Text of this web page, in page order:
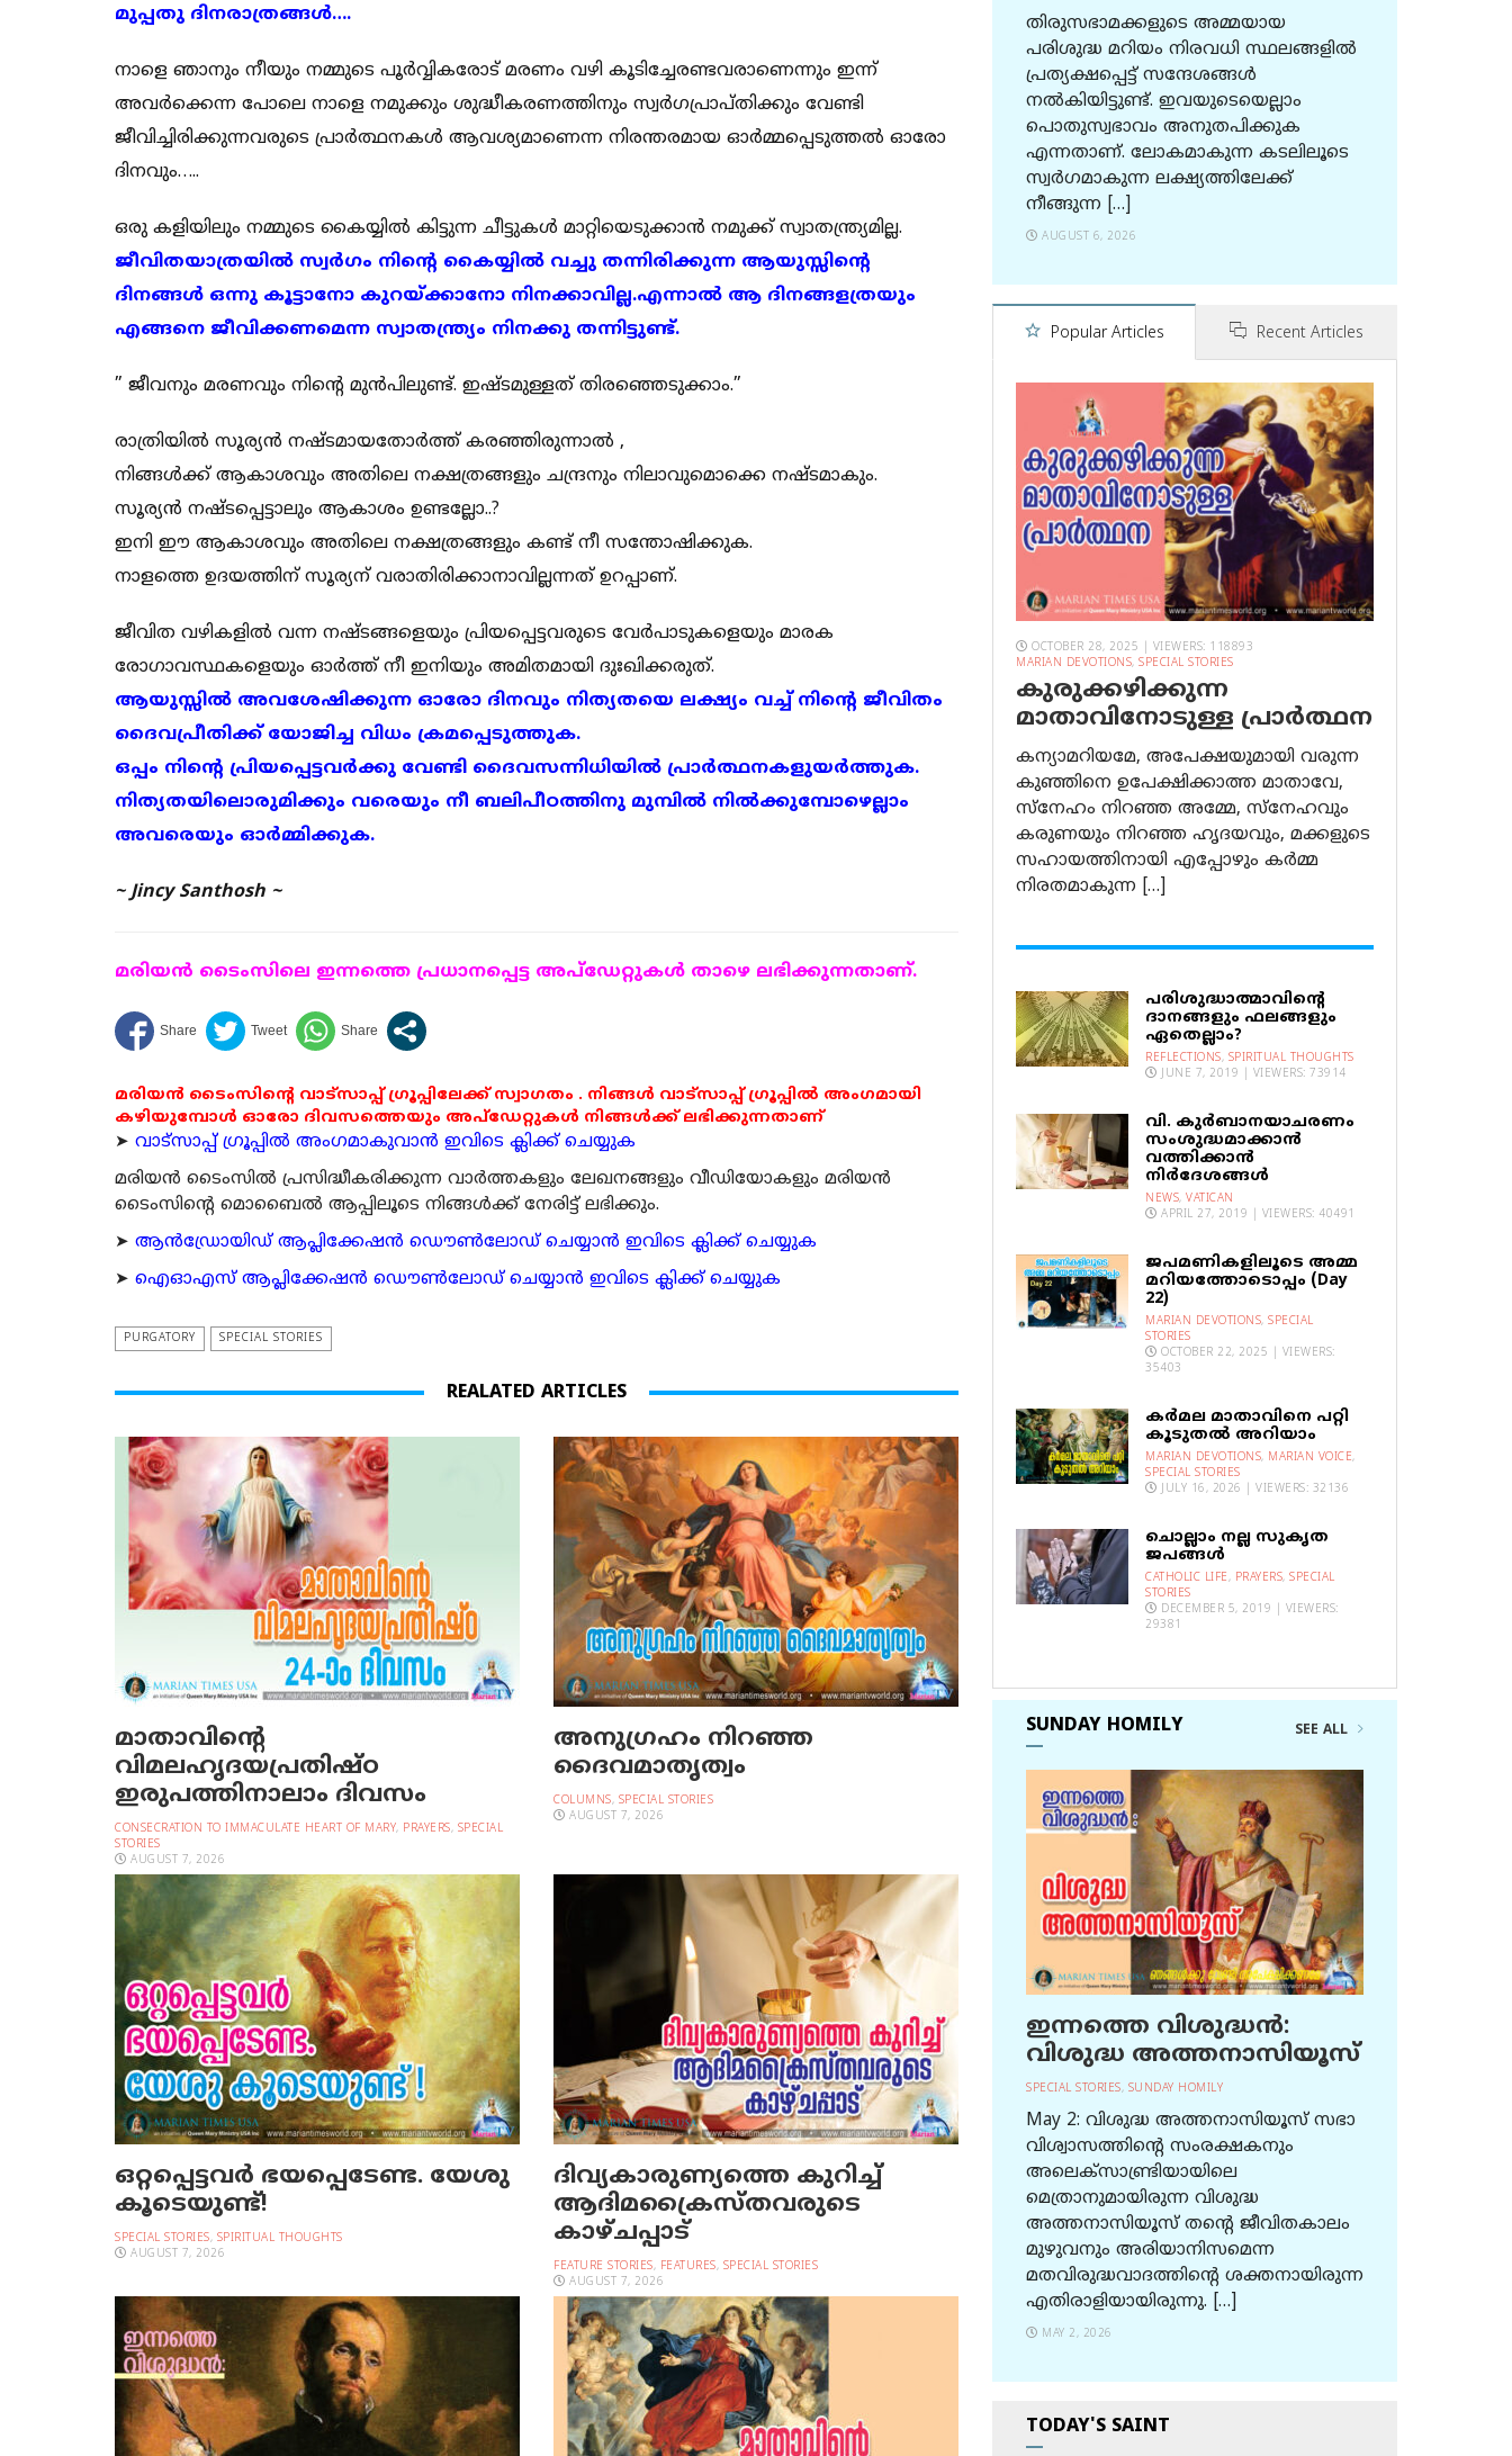
മുപ്പതു ദിനരാത്രങ്ങൾ….
നാളെ ഞാനും നീയും നമ്മുടെ പൂർവ്വികരോട് മരണം വഴി കൂടിച്ചേരണ്ടവരാണെന്നും ഇന്ന്
അവർക്കെന്ന പോലെ നാളെ നമുക്കും ശുദ്ധീകരണത്തിനും സ്വർഗപ്രാപ്തിക്കും വേണ്ടി
ജീവിച്ചിരിക്കുന്നവരുടെ പ്രാർത്ഥനകൾ ആവശ്യമാണെന്ന നിരന്തരമായ ഓർമ്മപ്പെടുത്തൽ ഓരോ
ദിനവും…..
ഒരു കളിയിലും നമ്മുടെ കൈയ്യിൽ കിട്ടുന്ന ചീട്ടുകൾ മാറ്റിയെടുക്കാൻ നമുക്ക് സ്വാതന്ത്ര്യമില്ല.
ജീവിതയാത്രയിൽ സ്വർഗം നിൻ്റെ കൈയ്യിൽ വച്ചു തന്നിരിക്കുന്ന ആയുസ്സിൻ്റെ
ദിനങ്ങൾ ഒന്നു കൂട്ടാനോ കുറയ്ക്കാനോ നിനക്കാവില്ല.എന്നാൽ ആ ദിനങ്ങളത്രയും
എങ്ങനെ ജീവിക്കണമെന്ന സ്വാതന്ത്ര്യം നിനക്കു തന്നിട്ടുണ്ട്.
” ജീവനും മരണവും നിൻ്റെ മുൻപിലുണ്ട്. ഇഷ്ടമുള്ളത് തിരഞ്ഞെടുക്കാം.”
രാത്രിയിൽ സൂര്യൻ നഷ്ടമായതോർത്ത് കരഞ്ഞിരുന്നാൽ ,
നിങ്ങൾക്ക് ആകാശവും അതിലെ നക്ഷത്രങ്ങളും ചന്ദ്രനും നിലാവുമൊക്കെ നഷ്ടമാകും.
സൂര്യൻ നഷ്ടപ്പെട്ടാലും ആകാശം ഉണ്ടല്ലോ..?
ഇനി ഈ ആകാശവും അതിലെ നക്ഷത്രങ്ങളും കണ്ട് നീ സന്തോഷിക്കുക.
നാളത്തെ ഉദയത്തിന് സൂര്യന് വരാതിരിക്കാനാവില്ലന്നത് ഉറപ്പാണ്.
ജീവിത വഴികളിൽ വന്ന നഷ്ടങ്ങളെയും പ്രിയപ്പെട്ടവരുടെ വേർപാടുകളെയും മാരക
രോഗാവസ്ഥകളെയും ഓർത്ത് നീ ഇനിയും അമിതമായി ദുഃഖിക്കരുത്.
ആയുസ്സിൽ അവശേഷിക്കുന്ന ഓരോ ദിനവും നിത്യതയെ ലക്ഷ്യം വച്ച് നിന്റെ ജീവിതം
ദൈവപ്രീതിക്ക് യോജിച്ച വിധം ക്രമപ്പെടുത്തുക.
ഒപ്പം നിൻ്റെ പ്രിയപ്പെട്ടവർക്കു വേണ്ടി ദൈവസന്നിധിയിൽ പ്രാർത്ഥനകളുയർത്തുക.
നിത്യതയിലൊരുമിക്കും വരെയും നീ ബലിപീഠത്തിനു മുമ്പിൽ നിൽക്കുമ്പോഴെല്ലാം
അവരെയും ഓർമ്മിക്കുക.
~ Jincy Santhosh ~
മരിയന്‍ ടൈംസിലെ ഇന്നത്തെ പ്രധാനപ്പെട്ട അപ്ഡേറ്റുകള്‍ താഴെ ലഭിക്കുന്നതാണ്.
മരിയൻ ടൈംസിന്റെ വാട്സാപ്പ് ഗ്രൂപ്പിലേക്ക് സ്വാഗതം . നിങ്ങൾ വാട്സാപ്പ് ഗ്രൂപ്പിൽ അംഗമായി
കഴിയുമ്പോൾ ഓരോ ദിവസത്തെയും അപ്ഡേറ്റുകൾ നിങ്ങൾക്ക് ലഭിക്കുന്നതാണ്
➤ വാട്സാപ്പ് ഗ്രൂപ്പിൽ അംഗമാകുവാൻ ഇവിടെ ക്ലിക്ക് ചെയ്യുക
മരിയന്‍ ടൈംസില്‍ പ്രസിദ്ധീകരിക്കുന്ന വാര്‍ത്തകളും ലേഖനങ്ങളും വീഡിയോകളും മരിയന്‍
ടൈംസിന്റെ മൊബൈല്‍ ആപ്പിലൂടെ നിങ്ങള്‍ക്ക് നേരിട്ട് ലഭിക്കും.
➤ ആന്‍ഡ്രോയിഡ് ആപ്ലിക്കേഷന്‍ ഡൌണ്‍ലോഡ് ചെയ്യാന്‍ ഇവിടെ ക്ലിക്ക് ചെയ്യുക
➤ ഐഓഎസ് ആപ്ലിക്കേഷന്‍ ഡൌണ്‍ലോഡ് ചെയ്യാന്‍ ഇവിടെ ക്ലിക്ക് ചെയ്യുക
PURGATORY SPECIAL STORIES
REALATED ARTICLES
മാതാവിന്റെ
വിമലഹൃദയപ്രതിഷ്ഠ
ഇരുപത്തിനാലാം ദിവസം
CONSECRATION TO IMMACULATE HEART OF MARY, PRAYERS, SPECIAL
STORIES
AUGUST 7, 2026
അനുഗ്രഹം നിറഞ്ഞ
ദൈവമാതൃത്വം
COLUMNS, SPECIAL STORIES
AUGUST 7, 2026
ഒറ്റപ്പെട്ടവര്‍ ഭയപ്പെടേണ്ട. യേശു
കൂടെയുണ്ട്!
SPECIAL STORIES, SPIRITUAL THOUGHTS
AUGUST 7, 2026
ദിവ്യകാരുണ്യത്തെ കുറിച്ച്
ആദിമക്രൈസ്തവരുടെ
കാഴ്ചപ്പാട്
FEATURE STORIES, FEATURES, SPECIAL STORIES
AUGUST 7, 2026
തിരുസഭാമക്കളുടെ അമ്മയായ
പരിശുദ്ധ മറിയം നിരവധി സ്ഥലങ്ങളിൽ
പ്രത്യക്ഷപ്പെട്ട് സന്ദേശങ്ങൾ
നൽകിയിട്ടുണ്ട്. ഇവയുടെയെല്ലാം
പൊതുസ്വഭാവം അനുതപിക്കുക
എന്നതാണ്. ലോകമാകുന്ന കടലിലൂടെ
സ്വർഗമാകുന്ന ലക്ഷ്യത്തിലേക്ക്
നീങ്ങുന്ന […]
AUGUST 6, 2026
Popular Articles Recent Articles
OCTOBER 28, 2025 | VIEWERS: 118893
MARIAN DEVOTIONS, SPECIAL STORIES
കുരുക്കഴിക്കുന്ന
മാതാവിനോടുള്ള പ്രാര്‍ത്ഥന
കന്യാമറിയമേ, അപേക്ഷയുമായി വരുന്ന
കുഞ്ഞിനെ ഉപേക്ഷിക്കാത്ത മാതാവേ,
സ്നേഹം നിറഞ്ഞ അമ്മേ, സ്നേഹവും
കരുണയും നിറഞ്ഞ ഹൃദയവും, മക്കളുടെ
സഹായത്തിനായി എപ്പോഴും കർമ്മ
നിരതമാകുന്ന […]
പരിശുദ്ധാത്മാവിന്റെ
ദാനങ്ങളും ഫലങ്ങളും
ഏതെല്ലാം?
REFLECTIONS, SPIRITUAL THOUGHTS
JUNE 7, 2019 | VIEWERS: 73914
വി. കുര്‍ബാനയാചരണം
സംശുദ്ധമാക്കാന്‍
വത്തിക്കാന്‍
നിര്‍ദേശങ്ങള്‍
NEWS, VATICAN
APRIL 27, 2019 | VIEWERS: 40491
ജപമണികളിലൂടെ അമ്മ
മറിയത്തോടൊപ്പം (Day
22)
MARIAN DEVOTIONS, SPECIAL
STORIES
OCTOBER 22, 2025 | VIEWERS:
35403
കര്‍മല മാതാവിനെ പറ്റി
കൂടുതല്‍ അറിയാം
MARIAN DEVOTIONS, MARIAN VOICE,
SPECIAL STORIES
JULY 16, 2026 | VIEWERS: 32136
ചൊല്ലാം നല്ല സുകൃത
ജപങ്ങൾ
CATHOLIC LIFE, PRAYERS, SPECIAL
STORIES
DECEMBER 5, 2019 | VIEWERS:
29381
SUNDAY HOMILY SEE ALL
ഇന്നത്തെ വിശുദ്ധന്‍:
വിശുദ്ധ അത്തനാസിയൂസ്
SPECIAL STORIES, SUNDAY HOMILY
May 2: വിശുദ്ധ അത്തനാസിയൂസ് സഭാ
വിശ്വാസത്തിന്റെ സംരക്ഷകനും
അലെക്സാണ്ട്രിയായിലെ
മെത്രാനുമായിരുന്ന വിശുദ്ധ
അത്തനാസിയൂസ് തന്റെ ജീവിതകാലം
മുഴുവനും അരിയാനിസമെന്ന
മതവിരുദ്ധവാദത്തിന്റെ ശക്തനായിരുന്ന
എതിരാളിയായിരുന്നു. […]
MAY 2, 2026
TODAY'S SAINT